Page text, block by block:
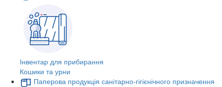
Інвентар для прибирання
Кошики та урни
Паперова продукція санітарно-гігієнічного призначення